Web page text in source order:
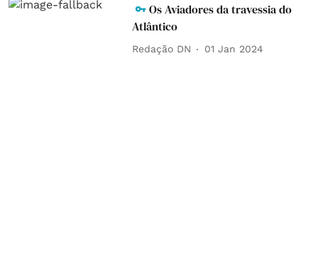
Os Aviadores da travessia do
Atlântico
Redação DN 01 Jan 2024